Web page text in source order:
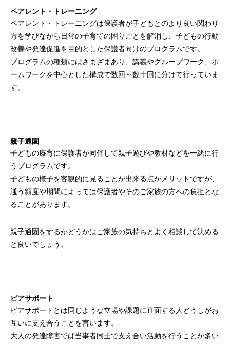
ペアレント・トレーニング
ペアレント・トレーニングは保護者が子どもとのより良い関わり
方を学びながら日常の子育ての困りごとを解消し、子どもの行動
改善や発達促進を目的とした保護者向けのプログラムです。
プログラムの種類にはさまざまあり、講義やグループワーク、ホ
ームワークを中心とした構成で数回～数十回に分けて行っていま
す。
親子通園
子どもの療育に保護者が同伴して親子遊びや教材などを一緒に行
うプログラムです。
子どもの様子を客観的に見ることが出来る点がメリットですが、
通う頻度や期間によっては保護者やそのご家族の方への負担とな
ることがあります。
親子通園をするかどうかはご家族の気持ちとよく相談して決める
と良いでしょう。
ピアサポート
ピアサポートとは同じような立場や課題に直面する人どうしがお
互いに支え合うことを言います。
大人の発達障害では当事者同士で支え合い活動を行うことが多い